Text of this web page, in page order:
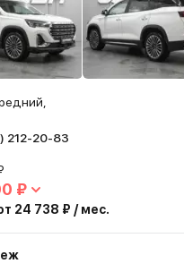
212-20-83
₽
24 738 ₽ / мес.